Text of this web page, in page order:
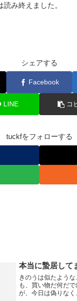
み終えました。
シェアする
Facebook
LINE コ
tuckfをフォローする
本当に蟄居して
きのうは似たよう
も、買い物だ何だ
が、今日は偽りな